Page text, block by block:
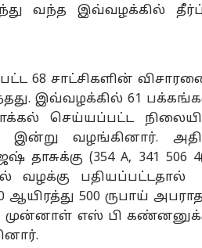
வந்த இவ்வழக்கில்
68 சாட்சிகளின்
இவ்வழக்கில் 61
செய்யப்பட்ட
இன்று வழங்கினார்.
(354 A, 341 506
வழக்கு பதியப்பட்டதால்
500 ருபாய்
முன்னாள் எஸ் பி
பேசிய
- வீடியோ
விடிய விடிய மழை..!
9 மாவட்டங்களுக்கு
இன்று எச்சரிக்கை
- தமிழக வானிலை
அறிக்கை
DMK:
கைது..
கல்வி
CLAT: கிளாட்
நுழைவுத்
தேர்வுக்கான பதிவு
தொடக்கம்: அக். 31